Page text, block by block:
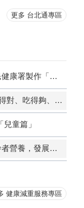
更多 台北通專區
【衛教資源】轉知衛生福利部國民健康署製作「銀領新食尚 銀養好健康」2025銀領新食尚 銀養創新料理成果專刊
聰明飲食「3好1巧」: 吃得下、吃得對、吃得夠、吃得巧
童篇」
衛生福利部國民健康署為照顧高齡者營養，發展「高齡營養飲食質地衛教手冊」
健康減重服務專區